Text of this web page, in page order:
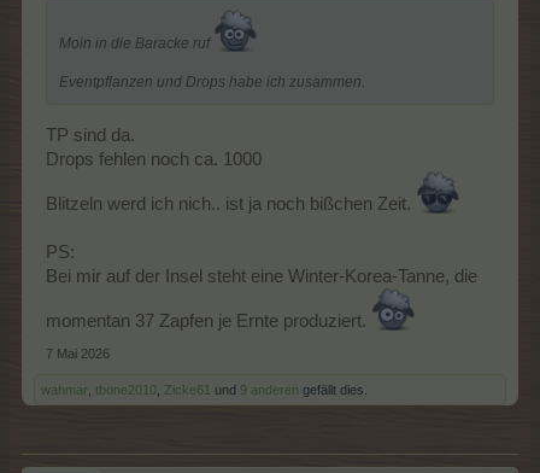
Moin in die Baracke ruf
Eventpflanzen und Drops habe ich zusammen.
TP sind da.
Drops fehlen noch ca. 1000
Blitzeln werd ich nich.. ist ja noch bißchen Zeit.
PS:
Bei mir auf der Insel steht eine Winter-Korea-Tanne, die
momentan 37 Zapfen je Ernte produziert.
7 Mai 2026
wahmar tbone2010 Zicke61 und 9 anderen gefällt dies.